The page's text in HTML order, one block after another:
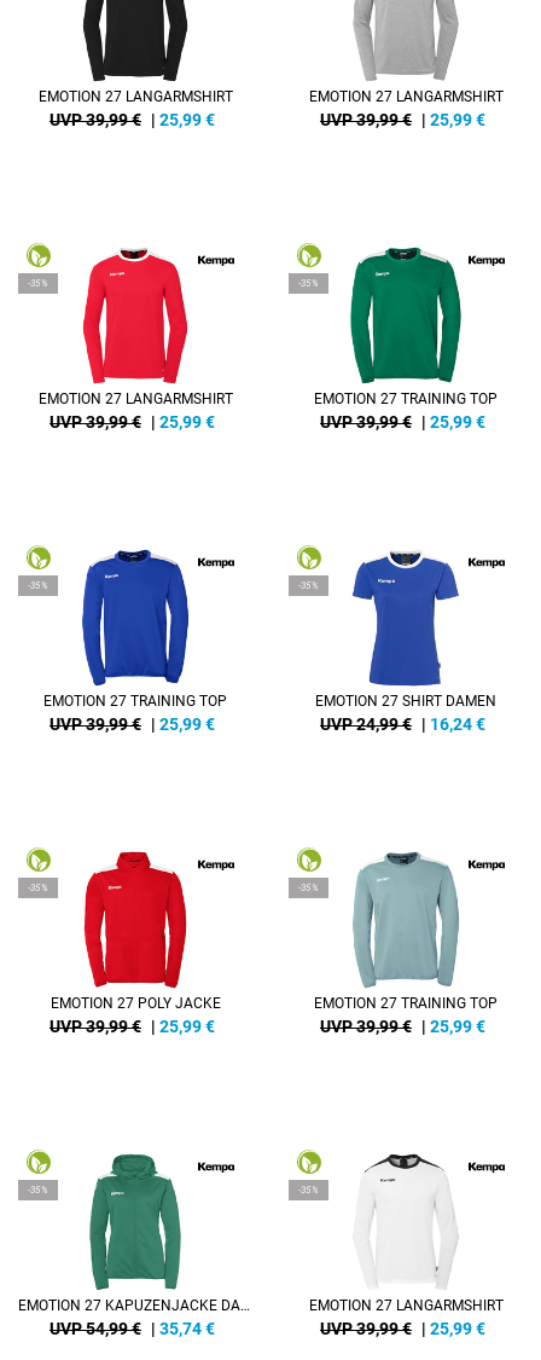
EMOTION 27 LANGARMSHIRT
UVP 39,99 € | 25,99€
EMOTION 27 LANGARMSHIRT
UVP 39,99 € | 25,99€
-35%
EMOTION 27 LANGARMSHIRT
UVP 39,99 € | 25,99€
-35%
EMOTION 27 TRAINING TOP
UVP 39,99 € | 25,99€
-35%
EMOTION 27 TRAINING TOP
UVP 39,99 € | 25,99€
-35%
EMOTION 27 SHIRT DAMEN
UVP 24,99 € | 16,24€
-35%
EMOTION 27 POLY JACKE
UVP 39,99 € | 25,99€
-35%
EMOTION 27 TRAINING TOP
UVP 39,99 € | 25,99€
-35%
EMOTION 27 KAPUZENJACKE DAMEN
UVP 54,99 € | 35,74€
-35%
EMOTION 27 LANGARMSHIRT
UVP 39,99 € | 25,99€